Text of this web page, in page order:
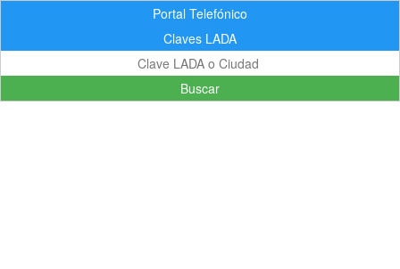
Portal Telefónico
Claves LADA
Buscar